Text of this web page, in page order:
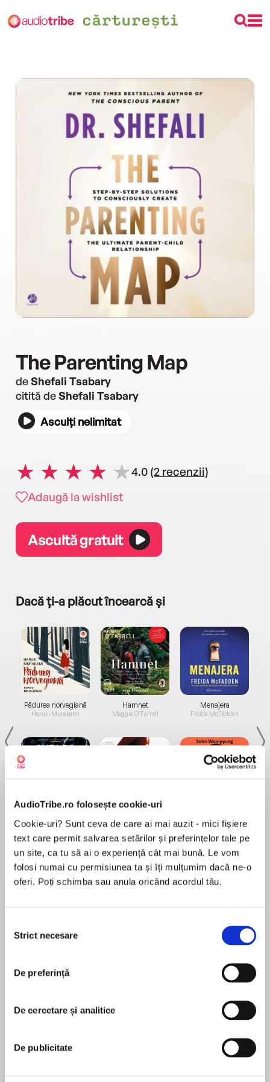
AudioTribe.ro folosește cookie-uri
Cookie-uri? Sunt ceva de care ai mai auzit - mici fișiere
text care permit salvarea setărilor și preferințelor tale pe
un site, ca tu să ai o experiență cât mai bună. Le vom
folosi numai cu permisiunea ta și îți mulțumim dacă ne-o
oferi. Poți schimba sau anula oricând acordul tău.
consimțământului
Strict necesare
De preferință
De cercetare și analitice
De publicitate
The Parenting Map
deShefali Tsabary
citită deShefali Tsabary
Asculți nelimitat
4.0 (2 recenzii)
Adaugă la wishlist
Ascultă gratuit
Dacă ți-a plăcut încearcă și
Pădurea norvegiană
Haruki Murakami
de...
Dani Francis
Hamnet
Maggie O'Farrell
la...
Lauren Weisberger
Menajera
Freida McFadden
Sohn Won-pyung
New York Times bestselling author of The
Conscious Parent and The Awakened Family.
Every parent is capable of raising happy,
healthy, and emotionally grounded children.
Despite this, too many of us struggle along the
journey. From the fast-changing realities of
culture, to the generational expectations that
It was an amazing journey towards
consciousness!